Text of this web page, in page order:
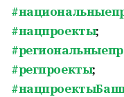
#нацпроекты;
#регпроекты;